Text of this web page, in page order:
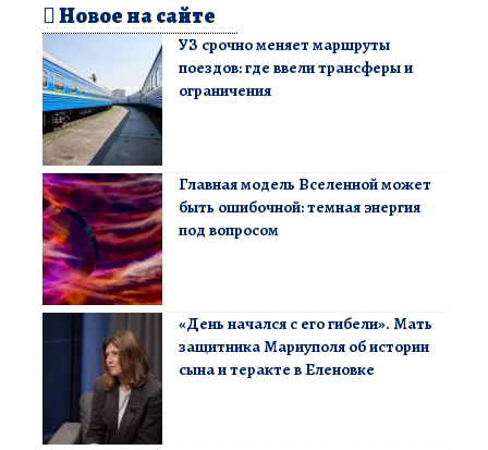
Новое на сайте
УЗ срочно меняет маршруты
поездов: где ввели трансферы и
ограничения
Главная модель Вселенной может
быть ошибочной: темная энергия
под вопросом
«День начался с его гибели». Мать
защитника Мариуполя об истории
сына и теракте в Еленовке